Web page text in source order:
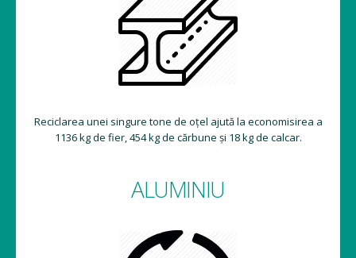
Reciclarea unei singure tone de oțel ajută la economisirea a
1136 kg de fier, 454 kg de cărbune și 18 kg de calcar.
ALUMINIU